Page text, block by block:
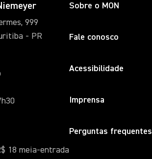
999
- PR
18 meia-entrada
Sobre o MON
Fale conosco
Acessibilidade
Imprensa
Perguntas frequentes